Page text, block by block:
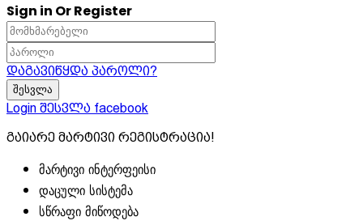
Sign in Or Register
დაგავიწყდა პაროლი?
Login შესვლა facebook
გაიარე მარტივი რეგისტრაცია!
მარტივი ინტერფეისი
დაცული სისტემა
სწრაფი მიწოდება